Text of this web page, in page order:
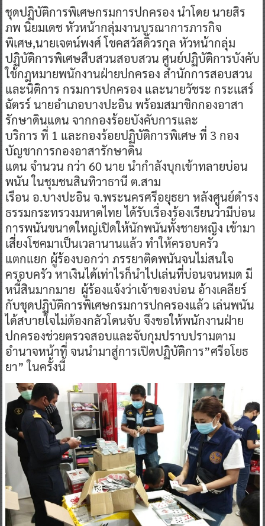
ชุดปฏิบัติการพิเศษกรมการปกครอง นำโดย นายสิร
ภพ นิยมเดช หัวหน้ากลุ่มงานบูรณาการภารกิจ
พิเศษ,นายเจตน์พงศ์ โชคสวัสดิ์วรกุล หัวหน้ากลุ่ม
ปฏิบัติการพิเศษสืบสวนสอบสวน ศูนย์ปฏิบัติการบังคับ
ใช้กฎหมายพนักงานฝ่ายปกครอง สำนักการสอบสวน
และนิติการ กรมการปกครอง และนายวัชระ กระเเสร์
ฉัตรร์ นายอำเภอบางปะอิน พร้อมสมาชิกกองอาสา
รักษาดินแดน จากกองร้อยบังคับการและ
บริการ ที่ 1 และกองร้อยปฏิบัติการพิเศษ ที่ 3 กอง
บัญชาการกองอาสารักษาดิน
แดน จำนวน กว่า 60 นาย นำกำลังบุกเข้าทลายบ่อน
พนัน ในชุมชนสินทิวาธานี ต.สาม
เรือน อ.บางปะอิน จ.พระนครศรีอยุธยา หลังศูนย์ดำรง
ธรรมกระทรวงมหาดไทย ได้รับเรื่องร้องเรียนว่ามีบ่อน
การพนันขนาดใหญ่เปิดให้นักพนันทั้งชายหญิง เข้ามา
เสี่ยงโชคมาเป็นเวลานานแล้ว ทำให้ครอบครัว
แตกแยก ผู้ร้องบอกว่า ภรรยาติดพนันจนไม่สนใจ
ครอบครัว หาเงินได้เท่าไรก็นำไปเล่นที่บ่อนจนหมด มี
หนี้สินมากมาย ผู้ร้องแจ้งว่าเจ้าของบ่อน อ้างเคลียร์
กับชุดปฏิบัติการพิเศษกรมการปกครองแล้ว เล่นพนัน
ได้สบายใจไม่ต้องกลัวโดนจับ จึงขอให้พนักงานฝ่าย
ปกครองช่วยตรวจสอบและจับกุมปราบปรามตาม
อำนาจหน้าที่ จนนำมาสู่การเปิดปฏิบัติการ”ศรีอโยธ
ยา” ในครั้งนี้